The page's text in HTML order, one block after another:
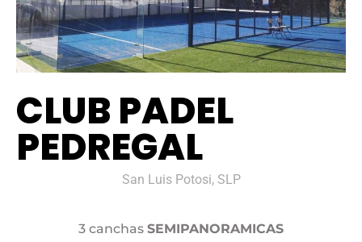
CLUB PADEL
PEDREGAL
San Luis Potosi, SLP
3 canchas SEMIPANORAMICAS